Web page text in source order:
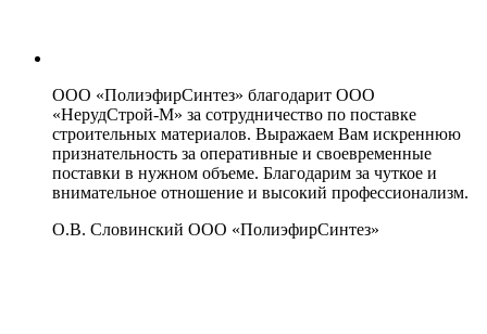
ООО «ПолиэфирСинтез» благодарит ООО
«НерудСтрой-М» за сотрудничество по поставке
строительных материалов. Выражаем Вам искреннюю
признательность за оперативные и своевременные
поставки в нужном объеме. Благодарим за чуткое и
внимательное отношение и высокий профессионализм.
О.В. Словинский ООО «ПолиэфирСинтез»